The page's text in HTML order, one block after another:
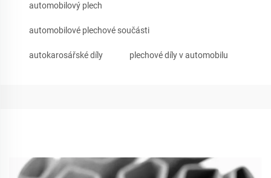
automobilový plech
automobilové plechové součásti
autokarosářské díly plechové díly v automobilu